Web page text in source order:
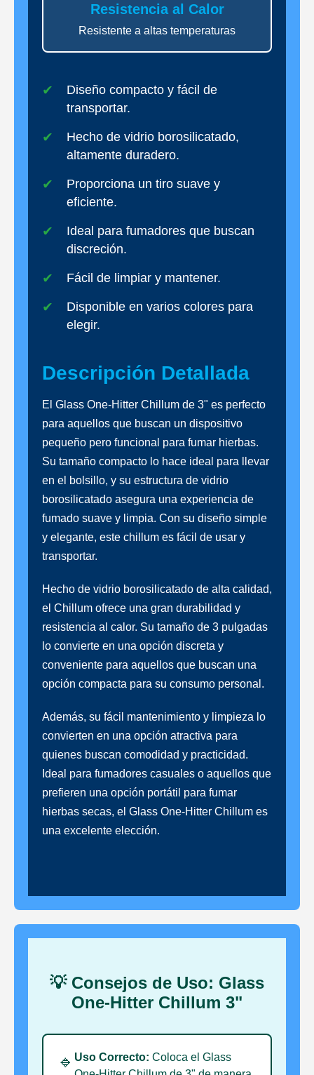
Resistencia al Calor
Resistente a altas temperaturas
Diseño compacto y fácil de
transportar.
Hecho de vidrio borosilicatado,
altamente duradero.
Proporciona un tiro suave y
eficiente.
Ideal para fumadores que buscan
discreción.
Fácil de limpiar y mantener.
Disponible en varios colores para
elegir.
Descripción Detallada
El Glass One-Hitter Chillum de 3" es perfecto
para aquellos que buscan un dispositivo
pequeño pero funcional para fumar hierbas.
Su tamaño compacto lo hace ideal para llevar
en el bolsillo, y su estructura de vidrio
borosilicatado asegura una experiencia de
fumado suave y limpia. Con su diseño simple
y elegante, este chillum es fácil de usar y
transportar.
Hecho de vidrio borosilicatado de alta calidad,
el Chillum ofrece una gran durabilidad y
resistencia al calor. Su tamaño de 3 pulgadas
lo convierte en una opción discreta y
conveniente para aquellos que buscan una
opción compacta para su consumo personal.
Además, su fácil mantenimiento y limpieza lo
convierten en una opción atractiva para
quienes buscan comodidad y practicidad.
Ideal para fumadores casuales o aquellos que
prefieren una opción portátil para fumar
hierbas secas, el Glass One-Hitter Chillum es
una excelente elección.
💡 Consejos de Uso: Glass
One-Hitter Chillum 3"
🔹 Uso Correcto: Coloca el Glass